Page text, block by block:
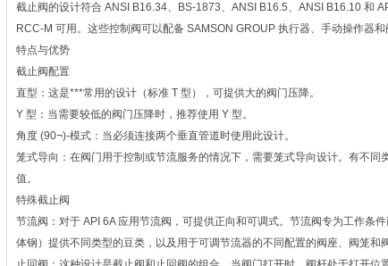
截止阀的设计符合 ANSI B16.34、BS-1873、ANSI B16.5、ANSI B16.10 和
RCC-M 可用。这些控制阀可以配备 SAMSON GROUP 执行器、手动操作器和
特点与优势
截止阀配置
直型：这是***常用的设计（标准 T 型），可提供大的阀门压降。
Y 型：当需要较低的阀门压降时，推荐使用 Y 型。
角度 (90¬)-模式：当必须连接两个垂直管道时使用此设计。
笼式导向：在阀门用于控制或节流服务的情况下，需要笼式导向设计。有不
值。
特殊截止阀
节流阀：对于 API 6A 应用节流阀，可提供正向和可调式。节流阀专为工作条
体钢）提供不同类型的豆类，以及用于可调节流器的不同配置的阀座、阀笼和阀